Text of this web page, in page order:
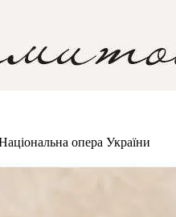
опера України